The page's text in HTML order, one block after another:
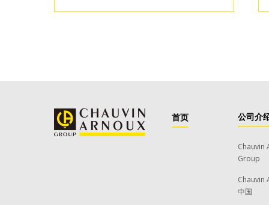
首页 公司介
Chauvin
Group
Chauvin
中国